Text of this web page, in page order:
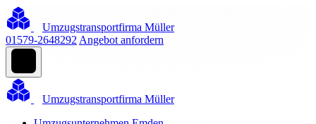
Umzugstransportfirma Müller
01579-2648292 Angebot anfordern
Umzugstransportfirma Müller